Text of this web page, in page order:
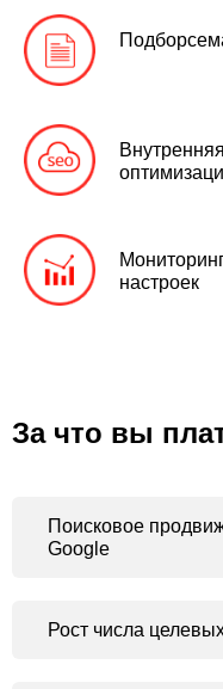
Подбор
настроек
За что вы
Поисковое
Google
Рост числа